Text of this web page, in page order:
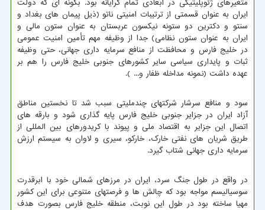
متغیرهای ژئوپلیتیکی در ابعادی تمام گرایانه بود. بگونه ای که دولت
ایران به عنوان قسمتی از ترتیبات امنیتی ناتو (ذیل پیمان های بغداد و
سنتو و دکترین دو ستونه نیکسون عربستان به عنوان ستون مالی و
ایران به عنوان ستون نظامی) جدا از وظیفه مهم تأمین امنیت عمومی
در خلیج فارس و محافظت از منافع سرمایه داری جهانی، حتی وظیفه
ثبات و پایداری سیاسی سایر کشورهای جنوبی خلیج فارس را هم بر
عهده داشت (نمونه مداخله ظفار و... ).
سود و منافع سرشار شرکتهای چندملیتی سبب شد تا نخستین مناطق
آزاد ایران در جزایر جنوبی خلیج فارس پایه گذاری شود و بارقه های
اتصال این جزایر به اقتصاد ملی و پیوند با کریدورهای بین المللی از
طریق شریان های نفتی خارک، خارکو، سیری و لاوان به سیستم ارزش
سرمایه داری جهانی شتاب گیرد.
در واقع در طول جنگ سرد، ایران در مرزهای شمالی خود با ابرقدرت
سوسیالیسم مواجه بود که چالش ها و فرصتهای متنوعی برای این کشور
مهیا ساخته بود در طول این نوبت، منطقه خلیج فارس بصورت هدف